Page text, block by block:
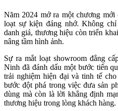
Năm 2024 mở ra một chương
loạt sự kiện đáng nhớ. Không
danh giá, thương hiệu còn triển
nâng tầm hình ảnh.
Sự ra mắt loạt showroom đẳng
Ninh đã đánh dấu một bước tiến
trải nghiệm hiện đại và tinh tế
bước đột phá trong việc đưa sản
dùng mà còn là lời khẳng định
thương hiệu trong lòng khách hàng.